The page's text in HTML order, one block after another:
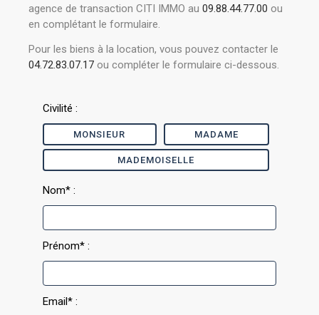
agence de transaction CITI IMMO au 09.88.44.77.00 ou
en complétant le formulaire.
Pour les biens à la location, vous pouvez contacter le
04.72.83.07.17 ou compléter le formulaire ci-dessous.
Civilité :
MONSIEUR MADAME
MADEMOISELLE
Nom* :
Prénom* :
Email* :